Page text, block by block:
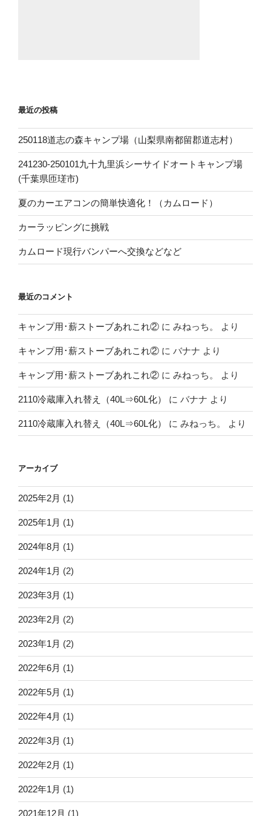
最近の投稿
250118道志の森キャンプ場（山梨県南都留郡道志村）
241230-250101九十九里浜シーサイドオートキャンプ場
(千葉県匝瑳市)
夏のカーエアコンの簡単快適化！（カムロード）
カーラッピングに挑戦
カムロード現行バンパーへ交換などなど
最近のコメント
キャンプ用･薪ストーブあれこれ② に みねっち。 より
キャンプ用･薪ストーブあれこれ② に バナナ より
キャンプ用･薪ストーブあれこれ② に みねっち。 より
2110冷蔵庫入れ替え（40L⇒60L化） に バナナ より
2110冷蔵庫入れ替え（40L⇒60L化） に みねっち。 より
アーカイブ
2025年2月 (1)
2025年1月 (1)
2024年8月 (1)
2024年1月 (2)
2023年3月 (1)
2023年2月 (2)
2023年1月 (2)
2022年6月 (1)
2022年5月 (1)
2022年4月 (1)
2022年3月 (1)
2022年2月 (1)
2022年1月 (1)
2021年12月 (1)